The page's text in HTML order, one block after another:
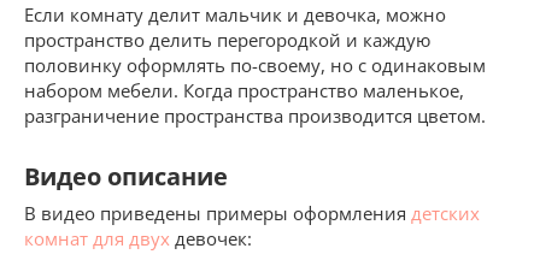
Если комнату делит мальчик и девочка, можно
пространство делить перегородкой и каждую
половинку оформлять по-своему, но с одинаковым
набором мебели. Когда пространство маленькое,
разграничение пространства производится цветом.
Видео описание
В видео приведены примеры оформления детских
комнат для двух девочек: